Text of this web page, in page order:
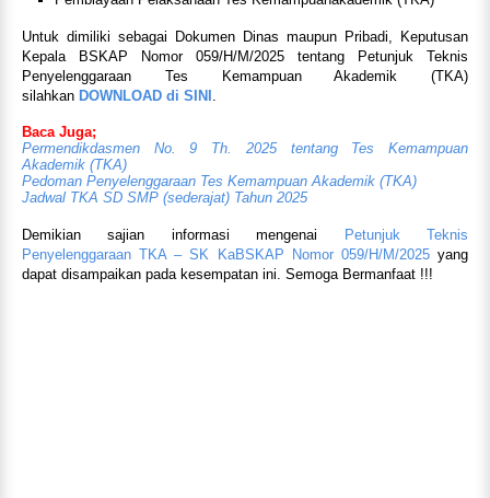
Untuk dimiliki sebagai Dokumen Dinas maupun Pribadi, Keputusan
Kepala BSKAP Nomor 059/H/M/2025 tentang Petunjuk Teknis
Penyelenggaraan Tes Kemampuan Akademik (TKA)
silahkan DOWNLOAD di SINI .
Baca Juga;
Permendikdasmen No. 9 Th. 2025 tentang Tes Kemampuan
Akademik (TKA)
Pedoman Penyelenggaraan Tes Kemampuan Akademik (TKA)
Jadwal TKA SD SMP (sederajat) Tahun 2025
Demikian sajian informasi mengenai Petunjuk Teknis
Penyelenggaraan TKA – SK KaBSKAP Nomor 059/H/M/2025yang
dapat disampaikan pada kesempatan ini. Semoga Bermanfaat !!!